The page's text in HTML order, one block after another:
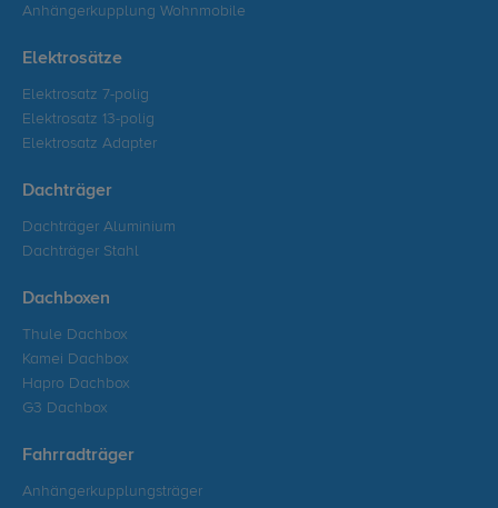
Anhängerkupplung Wohnmobile
Elektrosätze
Elektrosatz 7-polig
Elektrosatz 13-polig
Elektrosatz Adapter
Dachträger
Dachträger Aluminium
Dachträger Stahl
Dachboxen
Thule Dachbox
Kamei Dachbox
Hapro Dachbox
G3 Dachbox
Fahrradträger
Anhängerkupplungsträger